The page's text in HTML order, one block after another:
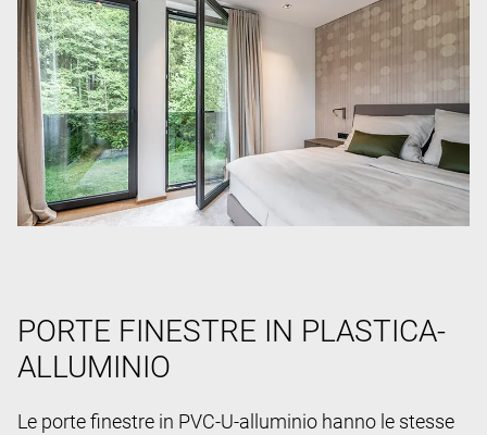
PORTE FINESTRE IN PLASTICA-
ALLUMINIO
Le porte finestre in PVC-U-alluminio hanno le stesse